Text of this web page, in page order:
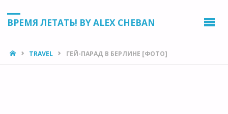
ВРЕМЯ ЛЕТАТЬ! BY ALEX CHEBAN
HOMETRAVEL ГЕЙ-ПАРАД В БЕРЛИНЕ [ФОТО]